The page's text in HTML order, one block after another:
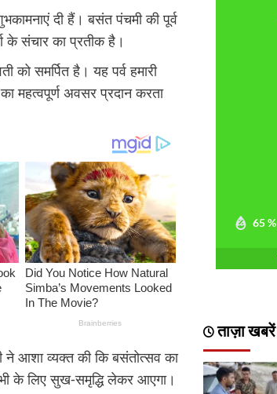
दी हैं। बसंत पंचमी की पूर्व
के संचार का प्रतीक है।
को समर्पित है। यह पर्व हमारी
महत्वपूर्ण अवसर प्रदान करता
ने आशा व्यक्त की कि बसंतोत्सव का
के लिए सुख-समृद्धि लेकर आएगा।
65 %
ताज़ा खबरें